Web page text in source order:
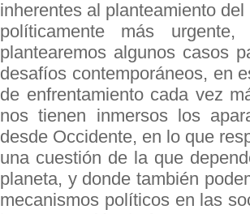
inherentes al planteamiento
políticamente más
plantearemos algunos casos
desafíos contemporáneos, en
de enfrentamiento cada vez
nos tienen inmersos los
desde Occidente, en lo que
una cuestión de la que
planeta, y donde también
mecanismos políticos en las